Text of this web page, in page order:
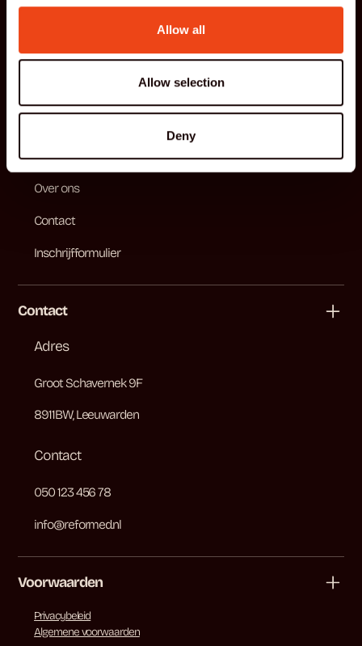
Allow all
Allow selection
Deny
Home
Lesrooster
Over ons
Contact
Inschrijfformulier
Contact
Adres
Groot Schavernek 9F
8911BW, Leeuwarden
Contact
050 123 456 78
info@reformed.nl
Voorwaarden
Privacybeleid
Algemene voorwaarden